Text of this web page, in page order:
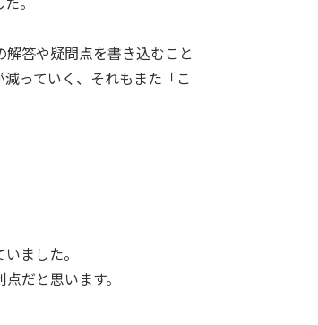
答や疑問点を書き込むこと
っていく、それもまた「こ
ました。
だと思います。